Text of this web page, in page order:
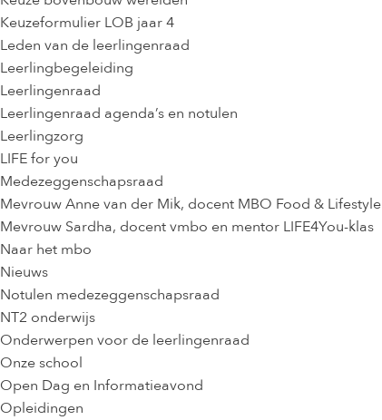
Keuzeformulier LOB jaar 4
Leden van de leerlingenraad
Leerlingbegeleiding
Leerlingenraad
Leerlingenraad agenda’s en notulen
Leerlingzorg
LIFE for you
Medezeggenschapsraad
Mevrouw Anne van der Mik, docent MBO Food & Lifestyle
Mevrouw Sardha, docent vmbo en mentor LIFE4You-klas
Naar het mbo
Nieuws
Notulen medezeggenschapsraad
NT2 onderwijs
Onderwerpen voor de leerlingenraad
Onze school
Open Dag en Informatieavond
Opleidingen